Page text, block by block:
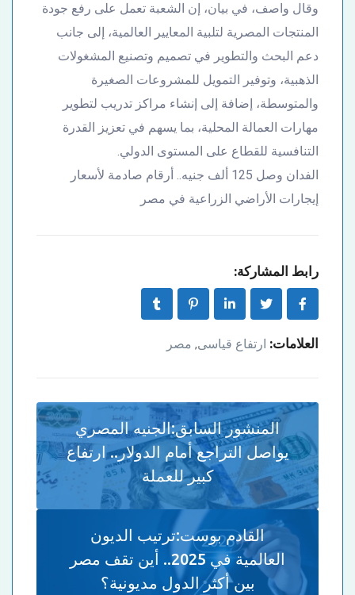
وقال واصف، في بيان، إن الشعبة تعمل على رفع جودة
المنتجات المصرية لتلبية المعايير العالمية، إلى جانب
دعم البحث والتطوير في تصميم وتصنيع المشغولات
الذهبية، وتوفير التمويل للمشروعات الصغيرة
والمتوسطة، إضافة إلى إنشاء مراكز تدريب لتطوير
مهارات العمالة المحلية، بما يسهم في تعزيز القدرة
التنافسية للقطاع على المستوى الدولي.
الفدان وصل 125 ألف جنيه.. أرقام صادمة لأسعار
إيجارات الأراضي الزراعية في مصر
رابط المشاركة:
العلامات: ارتفاع قياسى, مصر
المنشور السابق:الجنيه المصري
يواصل التراجع أمام الدولار.. ارتفاع
كبير للعملة
القادم بوست:ترتيب الديون
العالمية في 2025.. أين تقف مصر
بين أكثر الدول مديونية؟